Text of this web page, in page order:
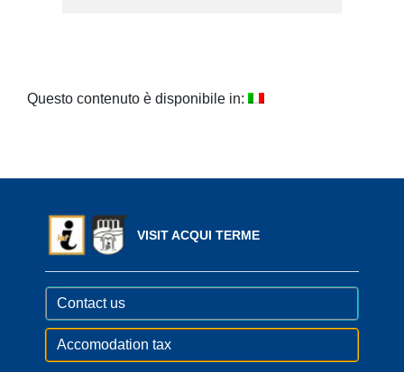
Questo contenuto è disponibile in:
VISIT ACQUI TERME
Contact us
Accomodation tax